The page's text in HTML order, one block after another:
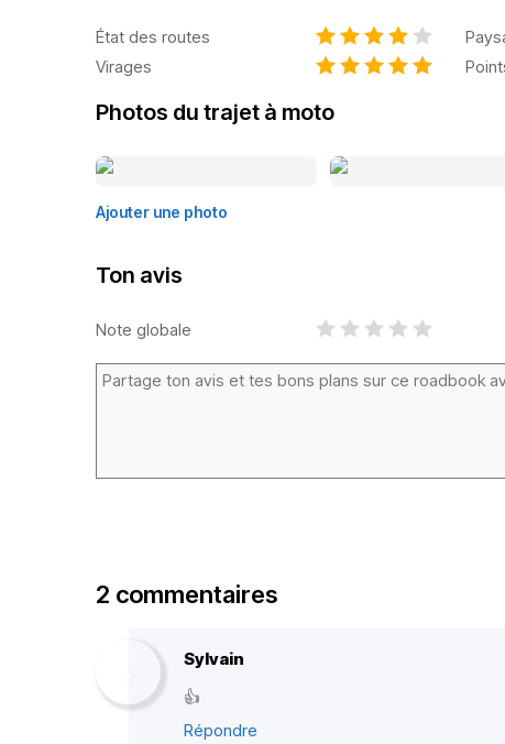
État des routes
Virages
Photos du trajet à moto
Ajouter une photo
Ton avis
Note globale
2 commentaires
Sylvain
👍
Répondre